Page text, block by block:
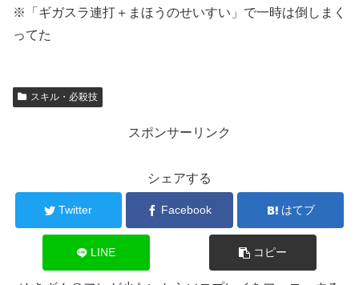
※「ギガスラ連打＋まほうのせいすい」で一時は倒しまく
ってた
スキル・必殺技
スポンサーリンク
シェアする
Twitter Facebook はてブ
LINE コピー